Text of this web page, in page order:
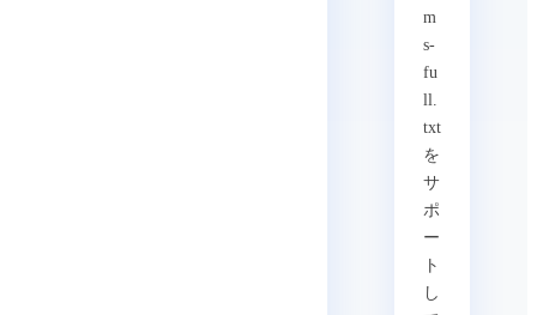
m
s-
fu
ll.
txt
を
サ
ポ
ー
ト
し